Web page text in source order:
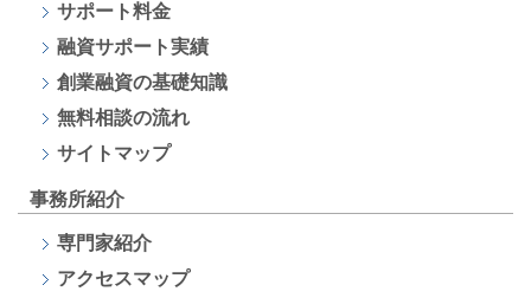
サポート料金
融資サポート実績
創業融資の基礎知識
無料相談の流れ
サイトマップ
事務所紹介
専門家紹介
アクセスマップ